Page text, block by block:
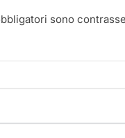
sono